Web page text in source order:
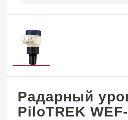
Радарный
PiloTREK